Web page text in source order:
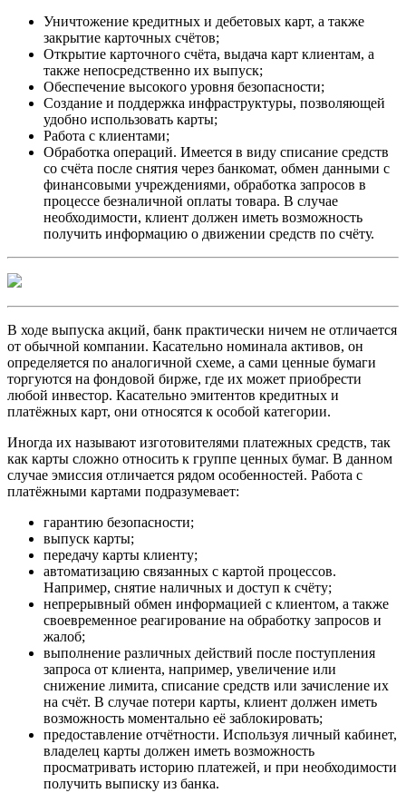
Уничтожение кредитных и дебетовых карт, а также
закрытие карточных счётов;
Открытие карточного счёта, выдача карт клиентам, а
также непосредственно их выпуск;
Обеспечение высокого уровня безопасности;
Создание и поддержка инфраструктуры, позволяющей
удобно использовать карты;
Работа с клиентами;
Обработка операций. Имеется в виду списание средств
со счёта после снятия через банкомат, обмен данными с
финансовыми учреждениями, обработка запросов в
процессе безналичной оплаты товара. В случае
необходимости, клиент должен иметь возможность
получить информацию о движении средств по счёту.
В ходе выпуска акций, банк практически ничем не отличается
от обычной компании. Касательно номинала активов, он
определяется по аналогичной схеме, а сами ценные бумаги
торгуются на фондовой бирже, где их может приобрести
любой инвестор. Касательно эмитентов кредитных и
платёжных карт, они относятся к особой категории.
Иногда их называют изготовителями платежных средств, так
как карты сложно относить к группе ценных бумаг. В данном
случае эмиссия отличается рядом особенностей. Работа с
платёжными картами подразумевает:
гарантию безопасности;
выпуск карты;
передачу карты клиенту;
автоматизацию связанных с картой процессов.
Например, снятие наличных и доступ к счёту;
непрерывный обмен информацией с клиентом, а также
своевременное реагирование на обработку запросов и
жалоб;
выполнение различных действий после поступления
запроса от клиента, например, увеличение или
снижение лимита, списание средств или зачисление их
на счёт. В случае потери карты, клиент должен иметь
возможность моментально её заблокировать;
предоставление отчётности. Используя личный кабинет,
владелец карты должен иметь возможность
просматривать историю платежей, и при необходимости
получить выписку из банка.